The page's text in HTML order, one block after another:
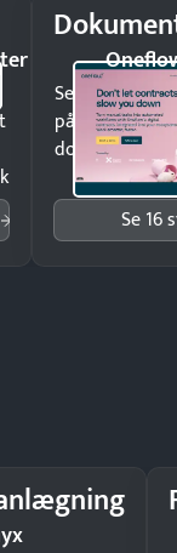
Send
på minutter
dokumenter.
Se 16